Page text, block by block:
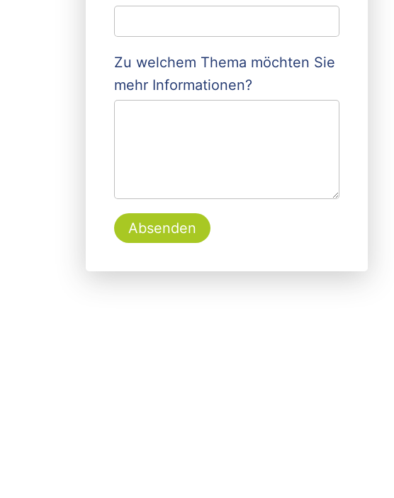
Zu welchem Thema möchten Sie
mehr Informationen?
Absenden